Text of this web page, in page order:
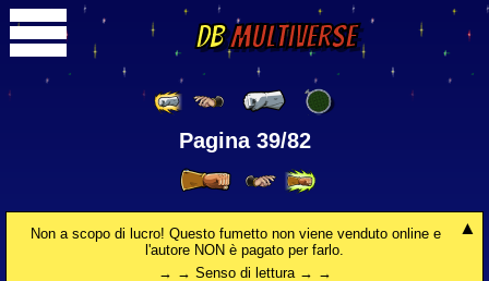
DBMultiverse
Pagina 39/82
Non a scopo di lucro! Questo fumetto non viene venduto online e
l'autore NON è pagato per farlo.
→ → Senso di lettura → →